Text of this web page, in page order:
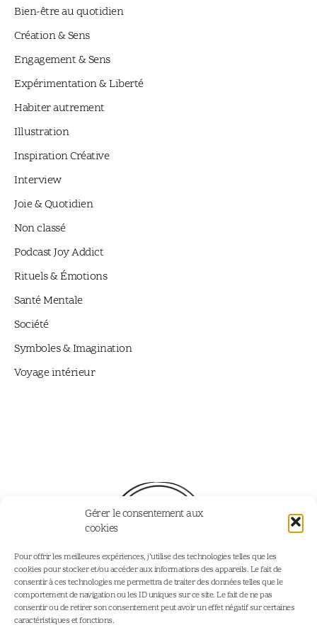
Gérer le consentement aux
cookies
Pour offrir les meilleures expériences, j’utilise des technologies telles que les
cookies pour stocker et/ou accéder aux informations des appareils. Le fait de
consentir à ces technologies me permettra de traiter des données telles que le
comportement de navigation ou les ID uniques sur ce site. Le fait de ne pas
consentir ou de retirer son consentement peut avoir un effet négatif sur certaines
caractéristiques et fonctions.
Bien-être au quotidien
Création & Sens
Engagement & Sens
Expérimentation & Liberté
Habiter autrement
Illustration
Inspiration Créative
Interview
Joie & Quotidien
Non classé
Podcast Joy Addict
Rituels & Émotions
Santé Mentale
Société
Symboles & Imagination
Voyage intérieur
Accueil